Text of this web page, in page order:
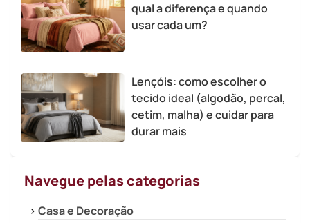
qual a diferença e quando
usar cada um?
Lençóis: como escolher o
tecido ideal (algodão, percal,
cetim, malha) e cuidar para
durar mais
Navegue pelas categorias
Casa e Decoração